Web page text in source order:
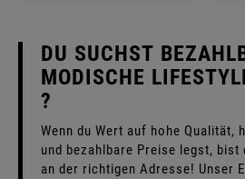
WINTERJACKEN
DU SUCHST
MODISCHE
?
Wenn du Wert auf hohe Qualität,
und bezahlbare Preise legst, bist
an der richtigen Adresse! Unser